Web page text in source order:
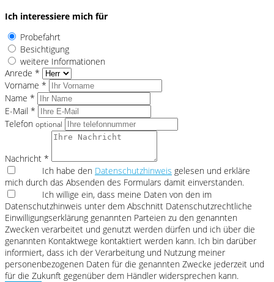
Ich interessiere mich für
Probefahrt
Besichtigung
weitere Informationen
Anrede *
Vorname *
Name *
E-Mail *
Telefon optional
Nachricht *
Ich habe den Datenschutzhinweis gelesen und erkläre
mich durch das Absenden des Formulars damit einverstanden.
Ich willige ein, dass meine Daten von den im
Datenschutzhinweis unter dem Abschnitt Datenschutzrechtliche
Einwilligungserklärung genannten Parteien zu den genannten
Zwecken verarbeitet und genutzt werden dürfen und ich über die
genannten Kontaktwege kontaktiert werden kann. Ich bin darüber
informiert, dass ich der Verarbeitung und Nutzung meiner
personenbezogenen Daten für die genannten Zwecke jederzeit und
für die Zukunft gegenüber dem Händler widersprechen kann.